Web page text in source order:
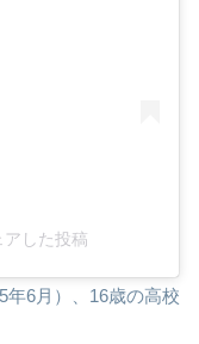
した投稿
年6月）、16歳の高校